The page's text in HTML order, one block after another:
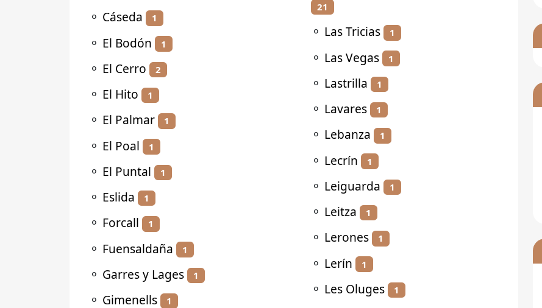
⚬ Cáseda 1
⚬ El Bodón 1
⚬ El Cerro 2
⚬ El Hito 1
⚬ El Palmar 1
⚬ El Poal 1
⚬ El Puntal 1
⚬ Eslida 1
⚬ Forcall 1
⚬ Fuensaldaña 1
⚬ Garres y Lages 1
⚬ Gimenells 1
21
⚬ Las Tricias 1
⚬ Las Vegas 1
⚬ Lastrilla 1
⚬ Lavares 1
⚬ Lebanza 1
⚬ Lecrín 1
⚬ Leiguarda 1
⚬ Leitza 1
⚬ Lerones 1
⚬ Lerín 1
⚬ Les Oluges 1